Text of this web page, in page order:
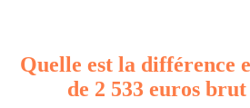
Quelle est la différence
de 2 533 euros